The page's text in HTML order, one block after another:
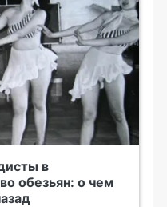
в
обезьян: о чем